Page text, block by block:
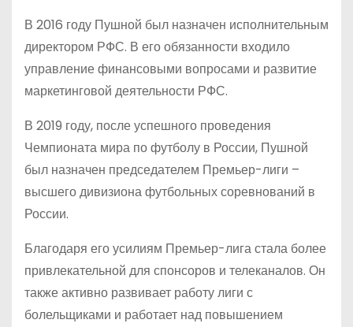
В 2016 году Пушной был назначен исполнительным
директором РФС. В его обязанности входило
управление финансовыми вопросами и развитие
маркетинговой деятельности РФС.
В 2019 году, после успешного проведения
Чемпионата мира по футболу в России, Пушной
был назначен председателем Премьер-лиги –
высшего дивизиона футбольных соревнований в
России.
Благодаря его усилиям Премьер-лига стала более
привлекательной для спонсоров и телеканалов. Он
также активно развивает работу лиги с
болельщиками и работает над повышением